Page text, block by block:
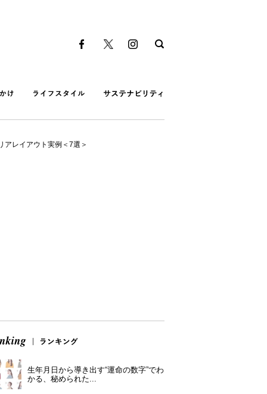
アレイアウト実例＜7選＞
生年月日から導き出す“運命の数字”でわ
かる、秘められた...